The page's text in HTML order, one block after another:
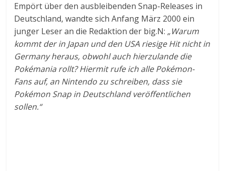
Empört über den ausbleibenden Snap-Releases in
Deutschland, wandte sich Anfang März 2000 ein
junger Leser an die Redaktion der big.N: „Warum
kommt der in Japan und den USA riesige Hit nicht in
Germany heraus, obwohl auch hierzulande die
Pokémania rollt? Hiermit rufe ich alle Pokémon-
Fans auf, an Nintendo zu schreiben, dass sie
Pokémon Snap in Deutschland veröffentlichen
sollen.“